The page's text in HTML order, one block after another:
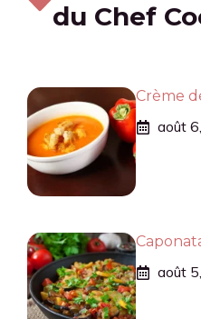
du Chef
Crème
août
août